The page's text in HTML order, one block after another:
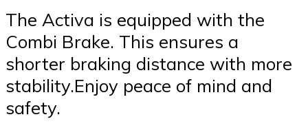
The Activa is equipped with the
Combi Brake. This ensures a
shorter braking distance with more
stability.Enjoy peace of mind and
safety.